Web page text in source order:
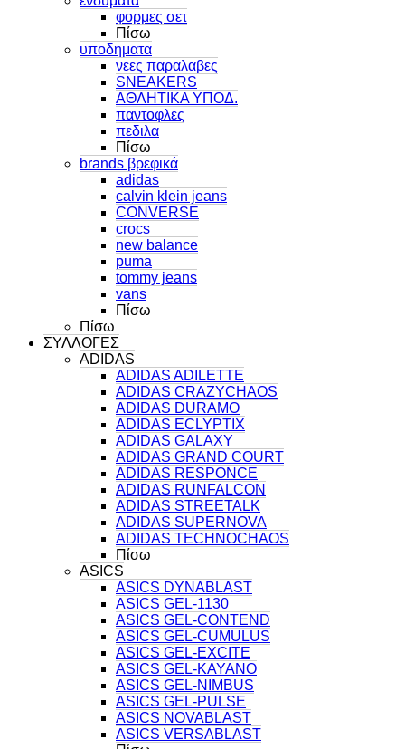
φορμες σετ
Πίσω
υποδηματα
νεες παραλαβες
SNEAKERS
ΑΘΛΗΤΙΚΑ ΥΠΟΔ.
παντοφλες
πεδιλα
Πίσω
brands βρεφικά
adidas
calvin klein jeans
CONVERSE
crocs
new balance
puma
tommy jeans
vans
Πίσω
Πίσω
ΣΥΛΛΟΓΕΣ
ADIDAS
ADIDAS ADILETTE
ADIDAS CRAZYCHAOS
ADIDAS DURAMO
ADIDAS ECLYPTIX
ADIDAS GALAXY
ADIDAS GRAND COURT
ADIDAS RESPONCE
ADIDAS RUNFALCON
ADIDAS STREETALK
ADIDAS SUPERNOVA
ADIDAS TECHNOCHAOS
Πίσω
ASICS
ASICS DYNABLAST
ASICS GEL-1130
ASICS GEL-CONTEND
ASICS GEL-CUMULUS
ASICS GEL-EXCITE
ASICS GEL-KAYANO
ASICS GEL-NIMBUS
ASICS GEL-PULSE
ASICS NOVABLAST
ASICS VERSABLAST